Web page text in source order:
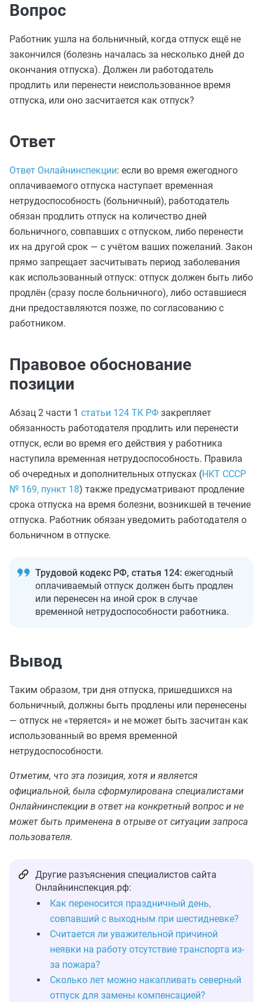
Вопрос
Работник ушла на больничный, когда отпуск ещё не
закончился (болезнь началась за несколько дней до
окончания отпуска). Должен ли работодатель
продлить или перенести неиспользованное время
отпуска, или оно засчитается как отпуск?
Ответ
Ответ Онлайнинспекции: если во время ежегодного
оплачиваемого отпуска наступает временная
нетрудоспособность (больничный), работодатель
обязан продлить отпуск на количество дней
больничного, совпавших с отпуском, либо перенести
их на другой срок — с учётом ваших пожеланий. Закон
прямо запрещает засчитывать период заболевания
как использованный отпуск: отпуск должен быть либо
продлён (сразу после больничного), либо оставшиеся
дни предоставляются позже, по согласованию с
работником.
Правовое обоснование
позиции
Абзац 2 части 1 статьи 124 ТК РФ закрепляет
обязанность работодателя продлить или перенести
отпуск, если во время его действия у работника
наступила временная нетрудоспособность. Правила
об очередных и дополнительных отпусках (НКТ СССР
№ 169, пункт 18) также предусматривают продление
срока отпуска на время болезни, возникшей в течение
отпуска. Работник обязан уведомить работодателя о
больничном в отпуске.
Трудовой кодекс РФ, статья 124: ежегодный
оплачиваемый отпуск должен быть продлен
или перенесен на иной срок в случае
временной нетрудоспособности работника.
Вывод
Таким образом, три дня отпуска, пришедшихся на
больничный, должны быть продлены или перенесены
— отпуск не «теряется» и не может быть засчитан как
использованный во время временной
нетрудоспособности.
Отметим, что эта позиция, хотя и является
официальной, была сформулирована специалистами
Онлайнинспекции в ответ на конкретный вопрос и не
может быть применена в отрыве от ситуации запроса
пользователя.
Другие разъяснения специалистов сайта
Онлайнинспекция.рф:
Как переносится праздничный день,
совпавший с выходным при шестидневке?
Считается ли уважительной причиной
неявки на работу отсутствие транспорта из-
за пожара?
Сколько лет можно накапливать северный
отпуск для замены компенсацией?